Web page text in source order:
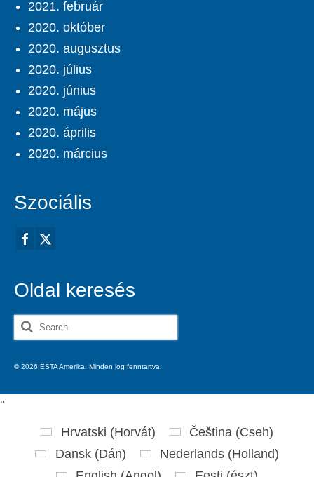
2021. február
2020. október
2020. augusztus
2020. július
2020. június
2020. május
2020. április
2020. március
Szociális
Oldal keresés
Search
for:
© 2026 ESTA Amerika. Minden jog fenntartva.
''
Hrvatski (Horvát) Čeština (Cseh)
Dansk(Dán) Nederlands(Holland)